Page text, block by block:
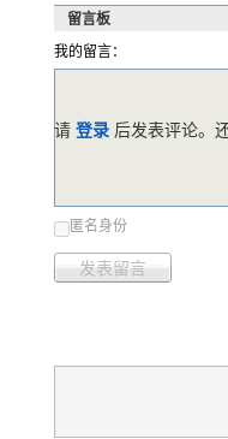
留言板
我的留言：
匿名身份
发表留言
请 登录 后发表评论。